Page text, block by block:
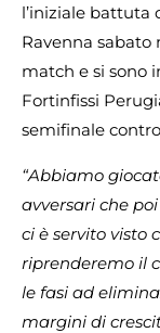
l’iniziale battuta
Ravenna
match e si sono
Fortinfissi
semifinale
“Abbiamo
avversari che
ci è servito visto
riprenderemo il
le fasi ad
margini di